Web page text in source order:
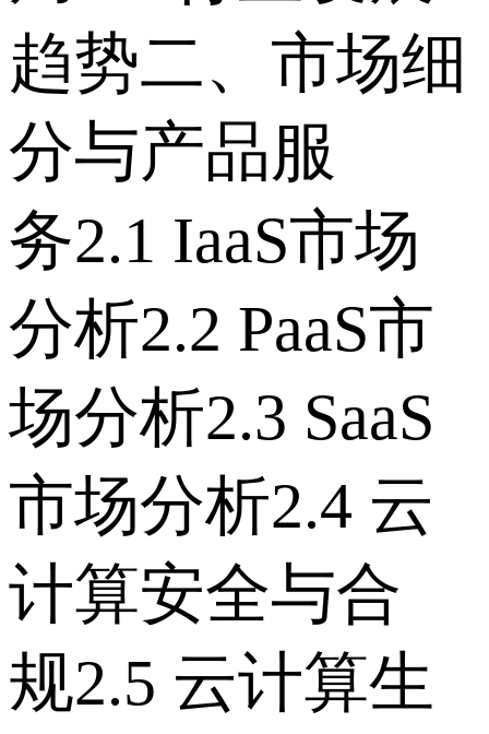
趋势 二、市场细
分与产品服
务 2.1 IaaS市场
分析 2.2 PaaS市
场分析 2.3 SaaS
市场分析 2.4 云
计算安全与合
规 2.5 云计算生